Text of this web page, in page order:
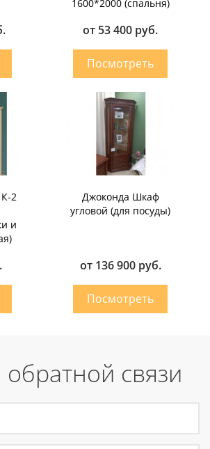
1600*2000 (спальня)
от 53 400 руб.
2
и
Джоконда Шкаф
угловой (для посуды)
от 136 900 руб.
связи